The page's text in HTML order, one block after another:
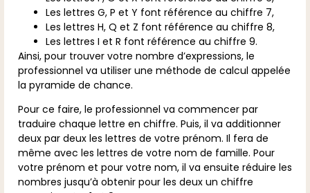
Les lettres G, P et Y font référence au chiffre 7,
Les lettres H, Q et Z font référence au chiffre 8,
Les lettres I et R font référence au chiffre 9.
Ainsi, pour trouver votre nombre d’expressions, le
professionnel va utiliser une méthode de calcul appelée
la pyramide de chance.
Pour ce faire, le professionnel va commencer par
traduire chaque lettre en chiffre. Puis, il va additionner
deux par deux les lettres de votre prénom. Il fera de
même avec les lettres de votre nom de famille. Pour
votre prénom et pour votre nom, il va ensuite réduire les
nombres jusqu’à obtenir pour les deux un chiffre